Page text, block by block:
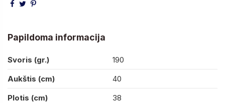
Papildoma informacija
Svoris (gr.)
190
Aukštis (cm)
40
Plotis (cm)
38